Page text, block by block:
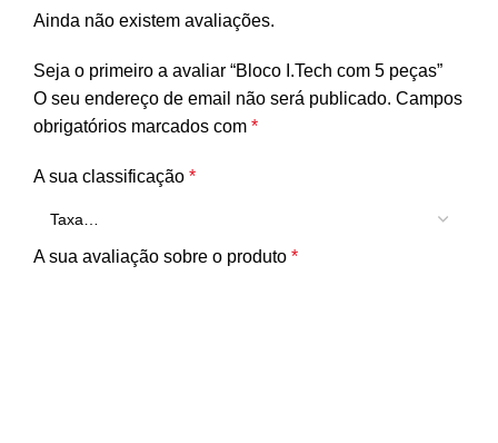
Ainda não existem avaliações.
Seja o primeiro a avaliar “Bloco I.Tech com 5 peças”
O seu endereço de email não será publicado. Campos
obrigatórios marcados com *
A sua classificação *
A sua avaliação sobre o produto *